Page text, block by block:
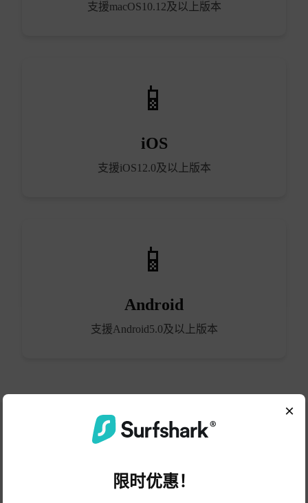
支援macOS10.12及以上版本
iOS
支援iOS12.0及以上版本
Android
支援Android5.0及以上版本
如何开始
×
限时优惠！